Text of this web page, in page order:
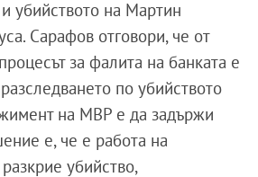
убийството на Мартин
Сарафов отговори, че от
за фалита на банката е
по убийството
на МВР е да задържи
е, че е работа на
убийство,